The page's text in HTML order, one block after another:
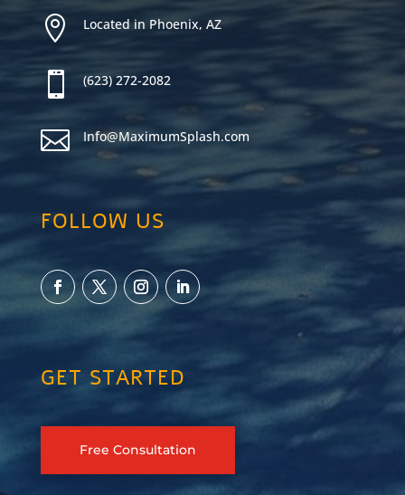
 Located in Phoenix, AZ
 (623) 272-2082
 Info@MaximumSplash.com
FOLLOW US
GET STARTED
Free Consultation